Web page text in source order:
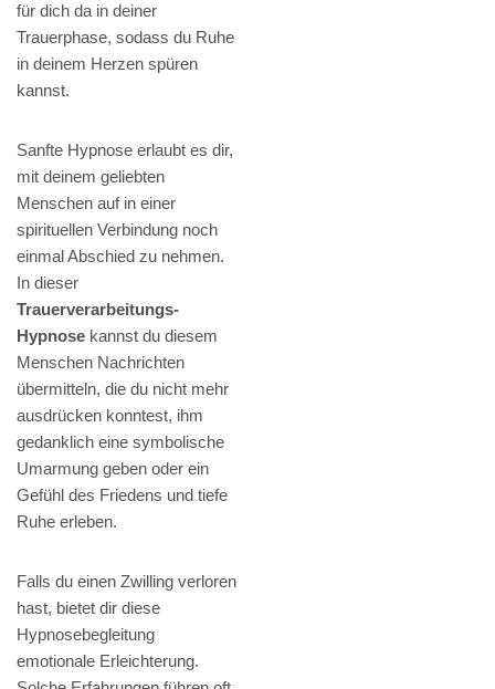
für dich da in deiner
Trauerphase, sodass du Ruhe
in deinem Herzen spüren
kannst.
Sanfte Hypnose erlaubt es dir,
mit deinem geliebten
Menschen auf in einer
spirituellen Verbindung noch
einmal Abschied zu nehmen.
In dieser
Trauerverarbeitungs-
Hypnose kannst du diesem
Menschen Nachrichten
übermitteln, die du nicht mehr
ausdrücken konntest, ihm
gedanklich eine symbolische
Umarmung geben oder ein
Gefühl des Friedens und tiefe
Ruhe erleben.
Falls du einen Zwilling verloren
hast, bietet dir diese
Hypnosebegleitung
emotionale Erleichterung.